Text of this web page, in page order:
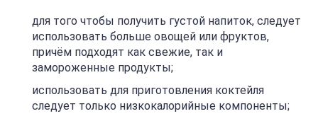
для того чтобы получить густой напиток, следует
использовать больше овощей или фруктов,
причём подходят как свежие, так и
замороженные продукты;
использовать для приготовления коктейля
следует только низкокалорийные компоненты;